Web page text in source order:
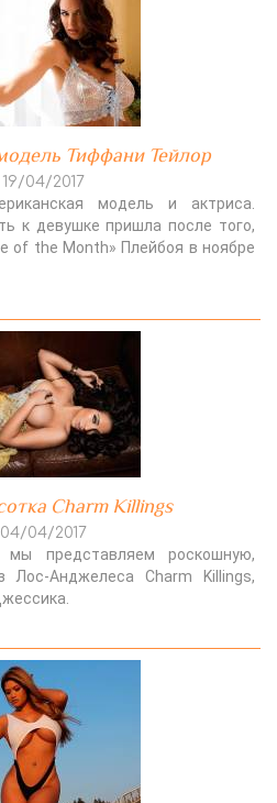
Тиффани Тейлор
19/04/2017
модель и актриса.
к девушке пришла после того,
of the Month» Плейбоя в ноябре
Charm Killings
04/04/2017
представляем роскошную,
Лос-Анджелеса Charm Killings,